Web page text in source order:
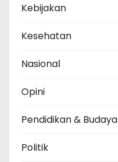
Kebijakan
Kesehatan
Nasional
Opini
Pendidikan & Budaya
Politik